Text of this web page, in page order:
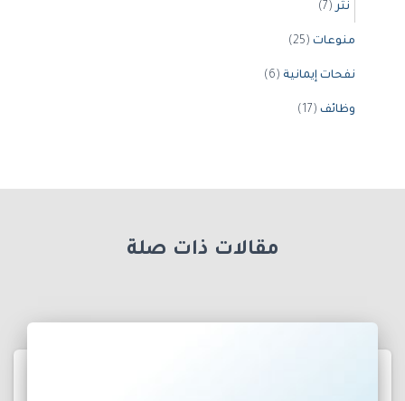
نثر(7)
منوعات (25)
نفحات إيمانية (6)
وظائف (17)
مقالات ذات صلة